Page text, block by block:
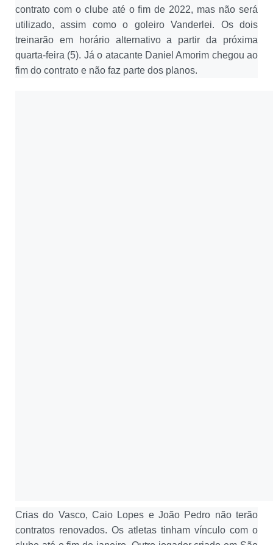
contrato com o clube até o fim de 2022, mas não será
utilizado, assim como o goleiro Vanderlei. Os dois
treinarão em horário alternativo a partir da próxima
quarta-feira (5). Já o atacante Daniel Amorim chegou ao
fim do contrato e não faz parte dos planos.
Crias do Vasco, Caio Lopes e João Pedro não terão
contratos renovados. Os atletas tinham vínculo com o